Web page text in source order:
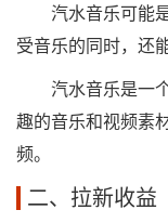
汽水音乐可能是
受音乐的同时，还
汽水音乐是一个
趣的音乐和视频素
频。
二、拉新收益